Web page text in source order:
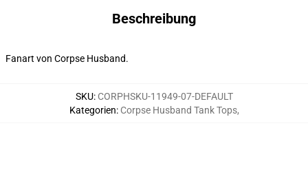
Beschreibung
Fanart von Corpse Husband.
SKU: CORPHSKU-11949-07-DEFAULT
Kategorien: Corpse Husband Tank Tops,